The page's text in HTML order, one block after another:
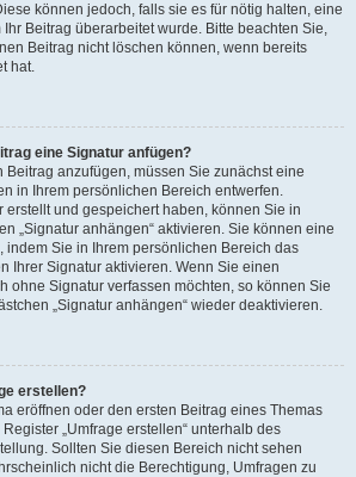
können jedoch, falls sie es für nötig halten, eine
Beitrag überarbeitet wurde. Bitte beachten Sie,
Beitrag nicht löschen können, wenn bereits
hat.
eine Signatur anfügen?
Beitrag anzufügen, müssen Sie zunächst eine
in Ihrem persönlichen Bereich entwerfen.
erstellt und gespeichert haben, können Sie in
„Signatur anhängen“ aktivieren. Sie können eine
indem Sie in Ihrem persönlichen Bereich das
Ihrer Signatur aktivieren. Wenn Sie einen
ohne Signatur verfassen möchten, so können Sie
„Signatur anhängen“ wieder deaktivieren.
erstellen?
eröffnen oder den ersten Beitrag eines Themas
„Umfrage erstellen“ unterhalb des
Sollten Sie diesen Bereich nicht sehen
nicht die Berechtigung, Umfragen zu